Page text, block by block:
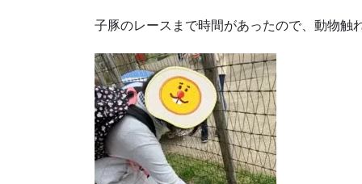
子豚のレースまで時間があったので、動物触